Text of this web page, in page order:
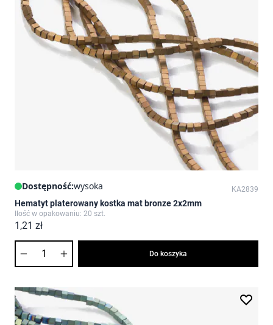
Dostępność:wysoka KA2839
Hematyt platerowany kostka mat bronze 2x2mm
Ilość w opakowaniu: 20 szt.
1,21 zł
Do koszyka